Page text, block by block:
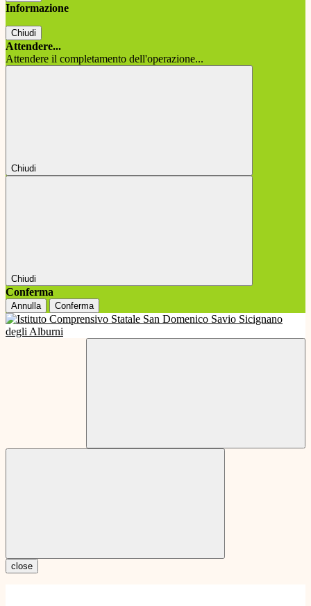
Informazione
Chiudi
Attendere...
Attendere il completamento dell'operazione...
Chiudi
Chiudi
Conferma
Annulla Conferma
close